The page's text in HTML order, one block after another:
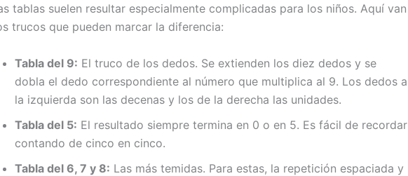
tablas suelen resultar especialmente complicadas para los niños. Aquí van
trucos que pueden marcar la diferencia:
Tabla del 9: El truco de los dedos. Se extienden los diez dedos y se
dobla el dedo correspondiente al número que multiplica al 9. Los dedos a
la izquierda son las decenas y los de la derecha las unidades.
Tabla del 5: El resultado siempre termina en 0 o en 5. Es fácil de recordar
contando de cinco en cinco.
Tabla del 6, 7 y 8: Las más temidas. Para estas, la repetición espaciada y